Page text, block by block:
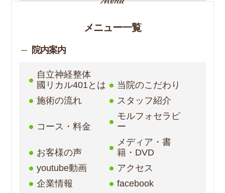
メニュー一覧
院内案内
自立神経整体
國リカル401とは
当院のこだわり
施術の流れ
スタッフ紹介
コース・料金
モルフォセラピ
ー
お客様の声
メディア・書
籍・DVD
youtube動画
アクセス
企業情報
facebook